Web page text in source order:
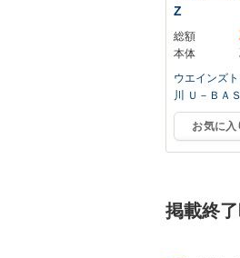
Z
総額
本体
ウエインズ
川 Ｕ－ＢＡ
ム平塚
お気に入
掲載終了